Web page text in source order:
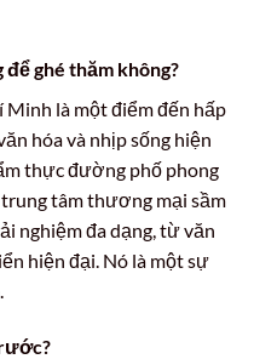
ghé thăm không?
Minh là một điểm đến hấp
hóa và nhịp sống hiện
thực đường phố phong
tâm thương mại sầm
nghiệm đa dạng, từ văn
hiện đại. Nó là một sự